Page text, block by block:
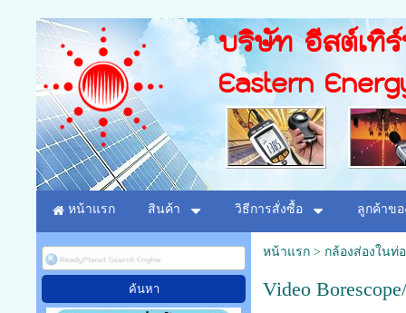
บริษัท อีสต์เทิ
Eastern
หน้าแรก สินค้า วิธีการสั่งซื้อ ลูกค้าขอ
หน้าแรก> กล้องส่องในท่อ
Video